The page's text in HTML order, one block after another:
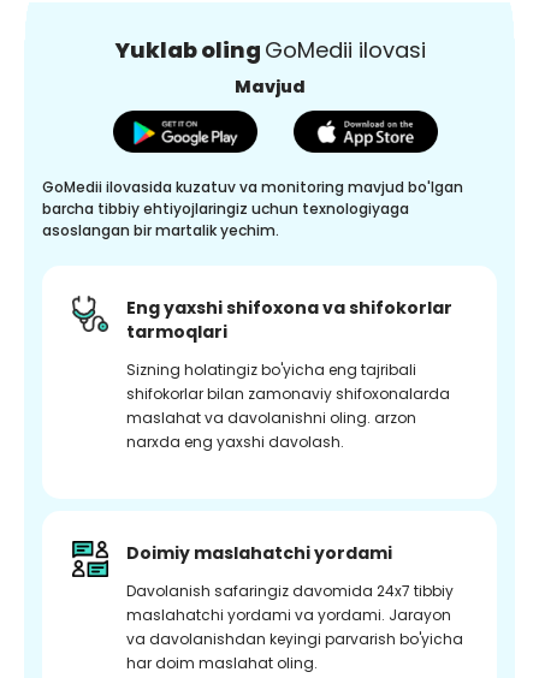
Yuklab oling GoMedii ilovasi
Mavjud
GoMedii ilovasida kuzatuv va monitoring mavjud bo'lgan
barcha tibbiy ehtiyojlaringiz uchun texnologiyaga
asoslangan bir martalik yechim.
Eng yaxshi shifoxona va shifokorlar
tarmoqlari
Sizning holatingiz bo'yicha eng tajribali
shifokorlar bilan zamonaviy shifoxonalarda
maslahat va davolanishni oling. arzon
narxda eng yaxshi davolash.
Doimiy maslahatchi yordami
Davolanish safaringiz davomida 24x7 tibbiy
maslahatchi yordami va yordami. Jarayon
va davolanishdan keyingi parvarish bo'yicha
har doim maslahat oling.